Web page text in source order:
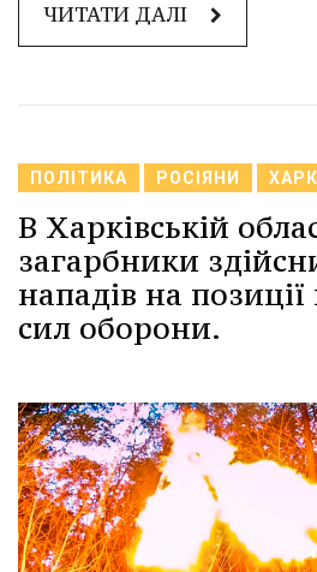
ЧИТАТИ ДАЛІ
ПОЛІТИКА РОСІЯНИ
В Харківській
загарбники
нападів на позиції
сил оборони.